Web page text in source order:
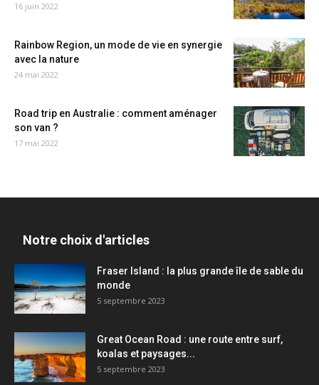
16 juin 2022
Rainbow Region, un mode de vie en synergie
avec la nature
24 mai 2022
Road trip en Australie : comment aménager
son van ?
17 mai 2022
Notre choix d'articles
Fraser Island : la plus grande île de sable du
monde
5 septembre 2023
Great Ocean Road : une route entre surf,
koalas et paysages...
5 septembre 2023